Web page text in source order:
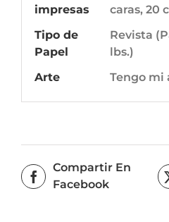
impresas
caras, 20
Tipo de
Papel
Revista
lbs.)
Arte
Tengo mi
Compartir En
Facebook